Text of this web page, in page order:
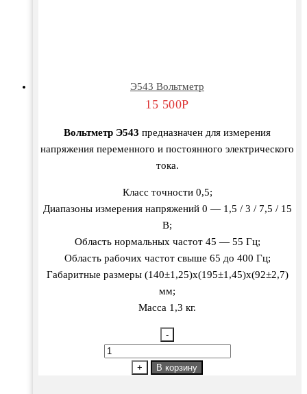
Э543 Вольтметр
15 500Р
Вольтметр Э543 предназначен для измерения
напряжения переменного и постоянного электрического
тока.
Класс точности 0,5;
Диапазоны измерения напряжений 0 — 1,5 / 3 / 7,5 / 15
В;
Область нормальных частот 45 — 55 Гц;
Область рабочих частот свыше 65 до 400 Гц;
Габаритные размеры (140±1,25)х(195±1,45)х(92±2,7)
мм;
Масса 1,3 кг.
-
Количество
+ В корзину